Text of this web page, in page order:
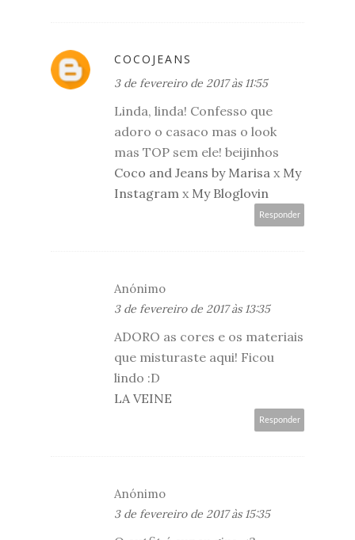
COCOJEANS
3 de fevereiro de 2017 às 11:55
Linda, linda! Confesso que
adoro o casaco mas o look
mas TOP sem ele! beijinhos
Coco and Jeans by Marisa x My
Instagram x My Bloglovin
Responder
Anónimo
3 de fevereiro de 2017 às 13:35
ADORO as cores e os materiais
que misturaste aqui! Ficou
lindo :D
LA VEINE
Responder
Anónimo
3 de fevereiro de 2017 às 15:35